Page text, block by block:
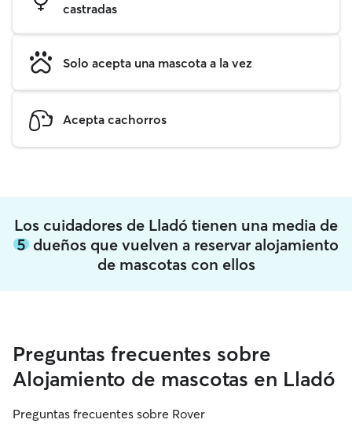
castradas
Solo acepta una mascota a la vez
Acepta cachorros
Los cuidadores de Lladó tienen una media de
5 dueños que vuelven a reservar alojamiento
de mascotas con ellos
Preguntas frecuentes sobre
Alojamiento de mascotas en Lladó
Preguntas frecuentes sobre Rover